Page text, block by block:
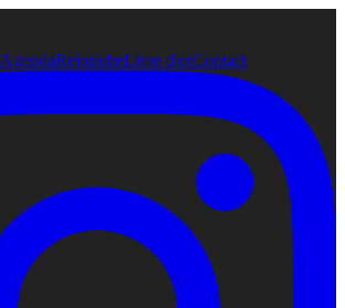
AgendaRejoindreLivre d'orContact